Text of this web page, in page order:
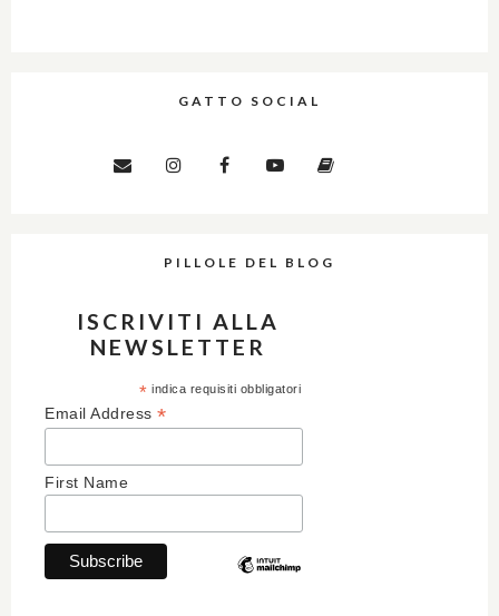
GATTO SOCIAL
PILLOLE DEL BLOG
ISCRIVITI ALLA
NEWSLETTER
* indica requisiti obbligatori
Email Address *
First Name